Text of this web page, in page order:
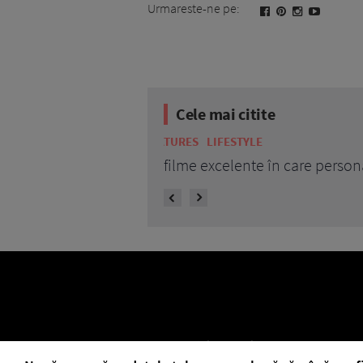
Urmareste-ne pe:
Cele mai citite
BEAUTY BEAUTY TIPS
7 uleiuri care stimulează
ELLE Style Awards 2024 Despre